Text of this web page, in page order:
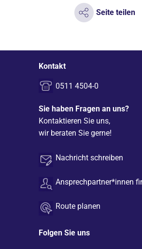
Seite teilen
Kontakt
0511 4504-0
Sie haben Fragen an uns?
Kontaktieren Sie uns,
wir beraten Sie gerne!
Nachricht schreiben
Ansprechpartner*innen
Route planen
Folgen Sie uns